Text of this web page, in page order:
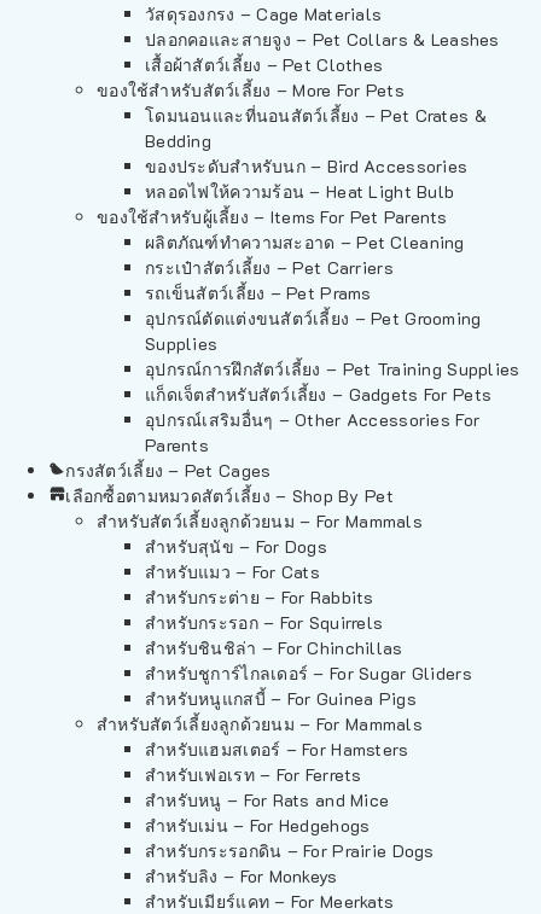
วัสดุรองกรง – Cage Materials
ปลอกคอและสายจูง – Pet Collars & Leashes
เสื้อผ้าสัตว์เลี้ยง – Pet Clothes
ของใช้สำหรับสัตว์เลี้ยง – More For Pets
โดมนอนและที่นอนสัตว์เลี้ยง – Pet Crates &
Bedding
ของประดับสำหรับนก – Bird Accessories
หลอดไฟให้ความร้อน – Heat Light Bulb
ของใช้สำหรับผู้เลี้ยง – Items For Pet Parents
ผลิตภัณฑ์ทำความสะอาด – Pet Cleaning
กระเป๋าสัตว์เลี้ยง – Pet Carriers
รถเข็นสัตว์เลี้ยง – Pet Prams
อุปกรณ์ตัดแต่งขนสัตว์เลี้ยง – Pet Grooming
Supplies
อุปกรณ์การฝึกสัตว์เลี้ยง – Pet Training Supplies
แก็ดเจ็ตสำหรับสัตว์เลี้ยง – Gadgets For Pets
อุปกรณ์เสริมอื่นๆ – Other Accessories For
Parents
กรงสัตว์เลี้ยง – Pet Cages
เลือกซื้อตามหมวดสัตว์เลี้ยง – Shop By Pet
สำหรับสัตว์เลี้ยงลูกด้วยนม – For Mammals
สำหรับสุนัข – For Dogs
สำหรับแมว – For Cats
สำหรับกระต่าย – For Rabbits
สำหรับกระรอก – For Squirrels
สำหรับชินชิล่า – For Chinchillas
สำหรับชูการ์ไกลเดอร์ – For Sugar Gliders
สำหรับหนูแกสบี้ – For Guinea Pigs
สำหรับสัตว์เลี้ยงลูกด้วยนม – For Mammals
สำหรับแฮมสเตอร์ – For Hamsters
สำหรับเฟอเรท – For Ferrets
สำหรับหนู – For Rats and Mice
สำหรับเม่น – For Hedgehogs
สำหรับกระรอกดิน – For Prairie Dogs
สำหรับลิง – For Monkeys
สำหรับเมียร์แคท – For Meerkats